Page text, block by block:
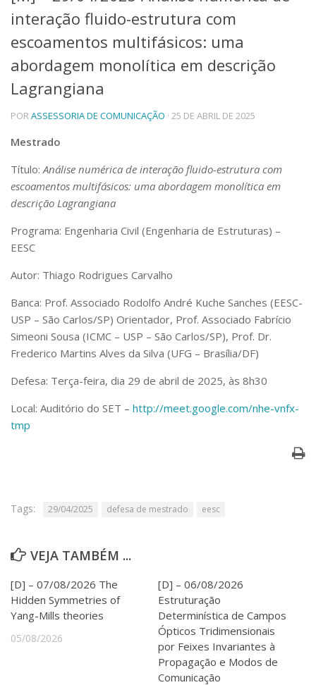
Telefones e Mapas
Pessoas
Ensino
Graduação
Pós-Graduação
Educação a distância
Cursos de Extensão
Pesquisa e Inovação
Centros, Núcleos e Projetos em Rede
Pós-doutorado
Iniciação Científica
Empresas Juniores
Extensão à Comunidade
Projetos, Programas e Cursos
Museus e Espaços Interativos
Serviços
Bibliotecas
Apoio ao Estudante
RH, Administrativo e Financeiro
Outros serviços
Comunicação
Defesa de Teses
interação fluido-estrutura com
escoamentos multifásicos: uma
abordagem monolítica em descrição
Lagrangiana
PORASSESSORIA DE COMUNICAÇÃO · 25 DE ABRIL DE 2025
Mestrado
Título: Análise numérica de interação fluido-estrutura com
escoamentos multifásicos: uma abordagem monolítica em
descrição Lagrangiana
Programa: Engenharia Civil (Engenharia de Estruturas) –
EESC
Autor: Thiago Rodrigues Carvalho
Banca: Prof. Associado Rodolfo André Kuche Sanches (EESC-
USP – São Carlos/SP) Orientador, Prof. Associado Fabrício
Simeoni Sousa (ICMC – USP – São Carlos/SP), Prof. Dr.
Frederico Martins Alves da Silva (UFG – Brasília/DF)
Defesa: Terça-feira, dia 29 de abril de 2025, às 8h30
Local: Auditório do SET – http://meet.google.com/nhe-vnfx-
tmp
Tags: 29/04/2025 defesa de mestrado eesc
VEJA TAMBÉM ...
[D] – 07/08/2026 The
Hidden Symmetries of
Yang-Mills theories
05/08/2026
[D] – 06/08/2026
Estruturação
Determinística de Campos
Ópticos Tridimensionais
por Feixes Invariantes à
Propagação e Modos de
Comunicação